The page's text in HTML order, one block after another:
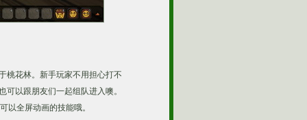
桃花林。新手玩家不用担心打不
可以跟朋友们一起组队进入噢。
以全屏动画的技能哦。